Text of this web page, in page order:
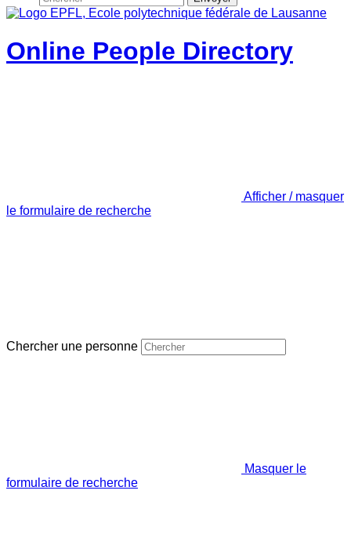
Online People Directory
Afficher / masquer
le formulaire de recherche
Chercher une personne
Masquer le
formulaire de recherche